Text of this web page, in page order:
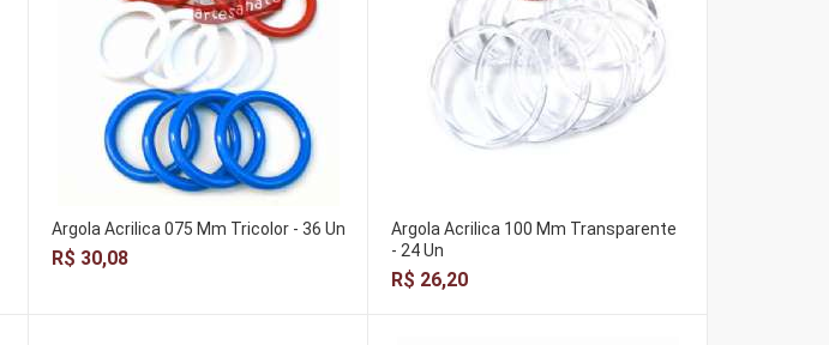
Argola Acrilica 075 Mm Tricolor - 36 Un
R$ 30,08
Argola Acrilica 100 Mm Transparente
- 24 Un
R$ 26,20